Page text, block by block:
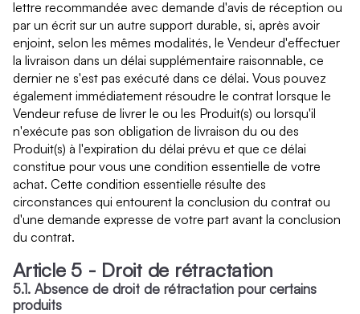
lettre recommandée avec demande d'avis de réception ou
par un écrit sur un autre support durable, si, après avoir
enjoint, selon les mêmes modalités, le Vendeur d'effectuer
la livraison dans un délai supplémentaire raisonnable, ce
dernier ne s'est pas exécuté dans ce délai. Vous pouvez
également immédiatement résoudre le contrat lorsque le
Vendeur refuse de livrer le ou les Produit(s) ou lorsqu'il
n'exécute pas son obligation de livraison du ou des
Produit(s) à l'expiration du délai prévu et que ce délai
constitue pour vous une condition essentielle de votre
achat. Cette condition essentielle résulte des
circonstances qui entourent la conclusion du contrat ou
d'une demande expresse de votre part avant la conclusion
du contrat.
Article 5 - Droit de rétractation
5.1. Absence de droit de rétractation pour certains
produits